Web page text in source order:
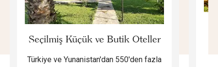
Seçilmiş Küçük ve Butik Oteller
Türkiye ve Yunanistan'dan 550'den fazla